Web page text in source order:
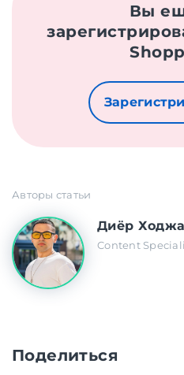
Вы
Авторы статьи
Диёр
Content
Поделиться